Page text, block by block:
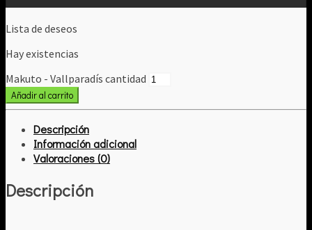
Lista de deseos
Hay existencias
Makuto - Vallparadís cantidad
Añadir al carrito
Descripción
Información adicional
Valoraciones (0)
Descripción